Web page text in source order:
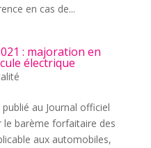
en cas de...
: majoration en
électrique
au Journal officiel
le barème forfaitaire des
aux automobiles,